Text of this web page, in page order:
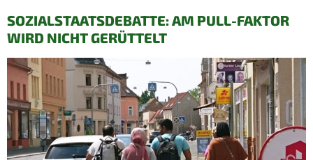
SOZIALSTAATSDEBATTE: AM PULL-FAKTOR
WIRD NICHT GERÜTTELT